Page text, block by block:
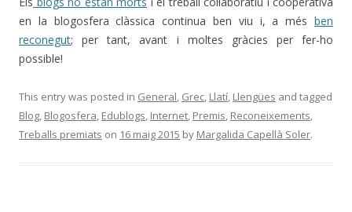
IX Edublogs Espiral 2015
Les tres baldufes 2009, 2011 i 2014
Baldufa Non omnis moriar
VIII Premi Espiral Edublogs
Amb tots els aràcnids d'arreu!
Edublogs 2011 Aracne fila i fila
Baldufa El Fil de les Clàssiques
Teresa Devesa i Margalida Capellà a Madrid,
Caixafórum Madrid
El Fil de les Clàssiques
Caixafórum Madrid
El Fil de les Clàssiques Edublogs 2009
en la blogosfera clàssica continua ben viu i, a més ben
reconegut; per tant, avant i moltes gràcies per fer-ho
possible!
This entry was posted in General, Grec, Llatí, Llengües and tagged
Blog, Blogosfera, Edublogs, Internet, Premis, Reconeixements,
Treballs premiats on 16 maig 2015 by Margalida Capellà Soler.